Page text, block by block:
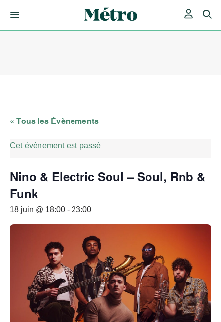
« Tous les Évènements
Cet évènement est passé
Nino & Electric Soul – Soul, Rnb &
Funk
18 juin @ 18:00 - 23:00